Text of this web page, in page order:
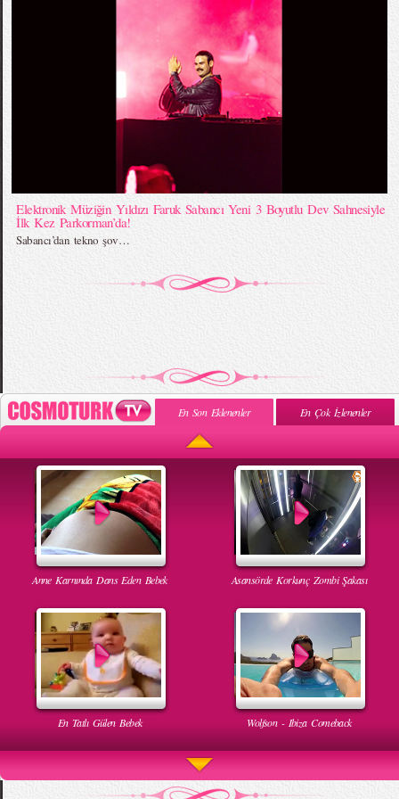
Elektronik Müziğin Yıldızı Faruk Sabancı Yeni 3 Boyutlu Dev Sahnesiyle
İlk Kez Parkorman’da!
Sabancı’dan tekno şov…
En Son Eklenenler En Çok İzlenenler
Anne Karnında Dans Eden Bebek Asansörde Korkunç Zombi Şakası
En Tatlı Gülen Bebek Wolfson - Ibiza Comeback